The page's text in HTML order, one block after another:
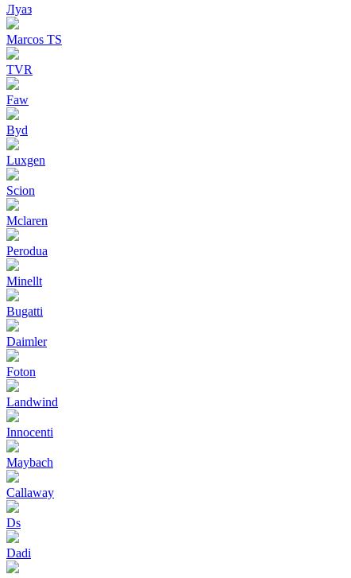
Луаз
Marcos TS
TVR
Faw
Byd
Luxgen
Scion
Mclaren
Perodua
Minellt
Bugatti
Daimler
Foton
Landwind
Innocenti
Maybach
Callaway
Ds
Dadi